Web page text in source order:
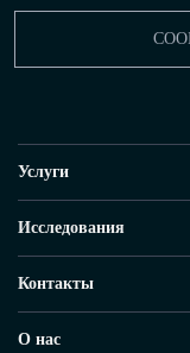
Услуги
Исследования
Контакты
О нас